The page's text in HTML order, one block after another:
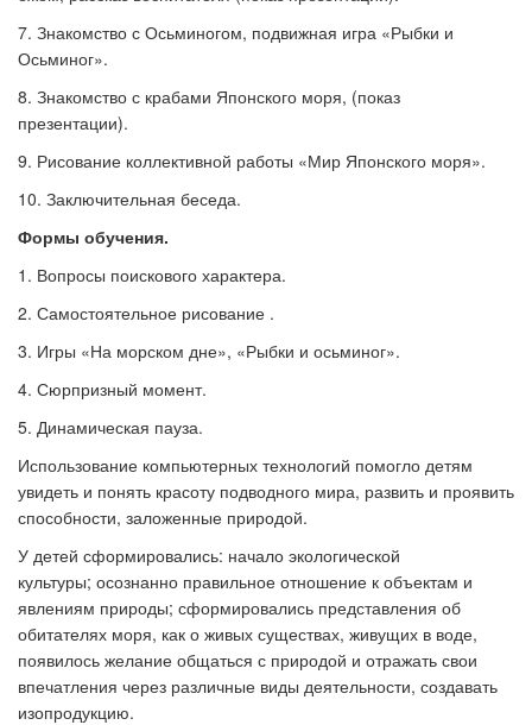
7. Знакомство с Осьминогом, подвижная игра «Рыбки и
Осьминог».
8. Знакомство с крабами Японского моря, (показ
презентации).
9. Рисование коллективной работы «Мир Японского моря».
10. Заключительная беседа.
Формы обучения.
1. Вопросы поискового характера.
2. Самостоятельное рисование .
3. Игры «На морском дне», «Рыбки и осьминог».
4. Сюрпризный момент.
5. Динамическая пауза.
Использование компьютерных технологий помогло детям
увидеть и понять красоту подводного мира, развить и проявить
способности, заложенные природой.
У детей сформировались: начало экологической
культуры; осознанно правильное отношение к объектам и
явлениям природы; сформировались представления об
обитателях моря, как о живых существах, живущих в воде,
появилось желание общаться с природой и отражать свои
впечатления через различные виды деятельности, создавать
изопродукцию.